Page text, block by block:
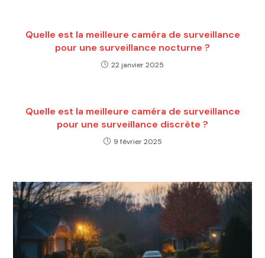
Quelle est la meilleure caméra de surveillance
pour une surveillance nocturne ?
22 janvier 2025
Quelle est la meilleure caméra de surveillance
pour une surveillance discrète ?
9 février 2025